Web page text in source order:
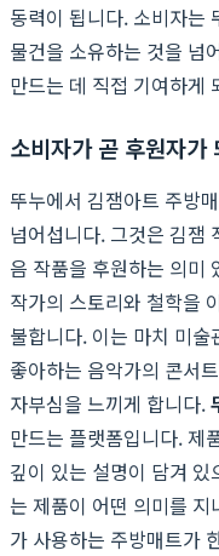
동력이 됩니다. 소비자는
물건을 소유하는 것을 넘
만드는 데 직접 기여하게
소비자가 곧 후원자가
뚜누에서 김잼아트 주방
넘어섭니다. 그것은 김잼
음 작품을 후원하는 의미
작가의 스토리와 철학을
불합니다. 이는 마치 미
좋아하는 음악가의 콘서
자부심을 느끼게 합니다.
만드는 플랫폼입니다. 제
깊이 있는 설명이 담겨
는 제품이 어떤 의미를
가 사용하는 주방매트가